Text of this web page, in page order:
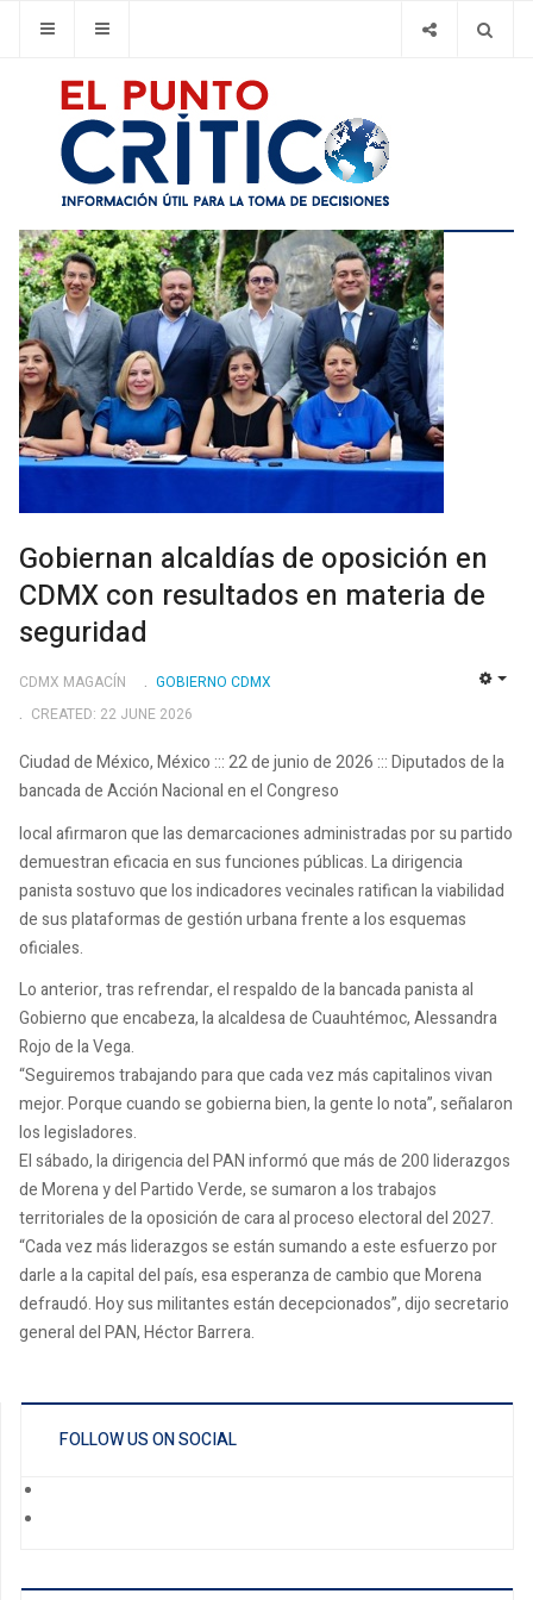
Gobiernan alcaldías de oposición en
CDMX con resultados en materia de
seguridad
CDMX MAGACÍN
GOBIERNO CDMX
CREATED: 22 JUNE 2026
Ciudad de México, México ::: 22 de junio de 2026 ::: Diputados de la
bancada de Acción Nacional en el Congreso
local afirmaron que las demarcaciones administradas por su partido
demuestran eficacia en sus funciones públicas. La dirigencia
panista sostuvo que los indicadores vecinales ratifican la viabilidad
de sus plataformas de gestión urbana frente a los esquemas
oficiales.
Lo anterior, tras refrendar, el respaldo de la bancada panista al
Gobierno que encabeza, la alcaldesa de Cuauhtémoc, Alessandra
Rojo de la Vega.
“Seguiremos trabajando para que cada vez más capitalinos vivan
mejor. Porque cuando se gobierna bien, la gente lo nota”, señalaron
los legisladores.
El sábado, la dirigencia del PAN informó que más de 200 liderazgos
de Morena y del Partido Verde, se sumaron a los trabajos
territoriales de la oposición de cara al proceso electoral del 2027.
“Cada vez más liderazgos se están sumando a este esfuerzo por
darle a la capital del país, esa esperanza de cambio que Morena
defraudó. Hoy sus militantes están decepcionados”, dijo secretario
general del PAN, Héctor Barrera.
FOLLOW US ON SOCIAL